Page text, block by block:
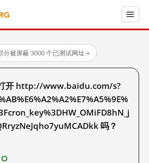
分被屏蔽·3000 个已测试网址→
开 http://www.baidu.com/s?
吗？